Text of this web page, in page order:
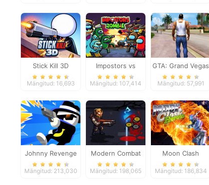
Stick Kill 3D
Mängitud: 16,693
Impostors vs
Zombies: Survival
Mängitud: 107,414
GTA: Grand Vegas
Crime
Mängitud: 57,991
Johnny Revenge
Mängitud: 213,030
Modern Combat
Defense
Mängitud: 198,065
Moon Clash
Heroes
Mängitud: 186,834